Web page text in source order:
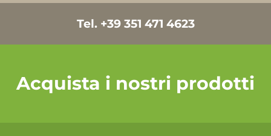
Tel. +39 351 471 4623
Acquista i nostri prodotti